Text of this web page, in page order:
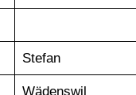
Stefan
Wädenswil